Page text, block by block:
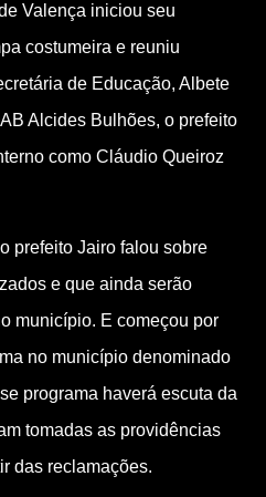
Valença iniciou seu
costumeira e reuniu
de Educação, Albete
Alcides Bulhões, o prefeito
como Cláudio Queiroz
prefeito Jairo falou sobre
e que ainda serão
município. E começou por
no município denominado
programa haverá escuta da
tomadas as providências
das reclamações.